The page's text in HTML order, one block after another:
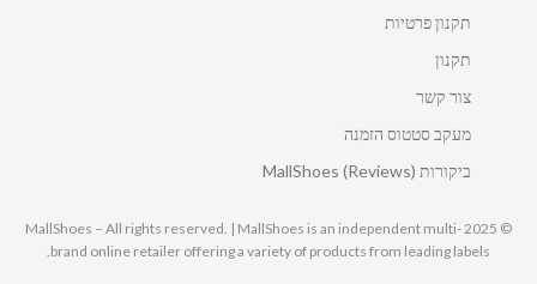
תקנון פרטיות
תקנון
צור קשר
מעקב סטטוס הזמנה
ביקורות MallShoes (Reviews)
© 2025 MallShoes – All rights reserved. | MallShoes is an independent multi-
brand online retailer offering a variety of products from leading labels.